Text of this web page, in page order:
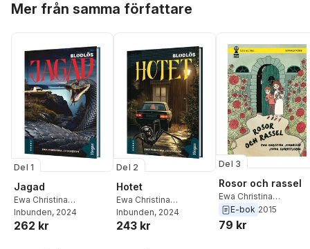
Mer från samma författare
Del 1
Jagad
Ewa Christina
Johansson
Inbunden, 2024
262 kr
Del 2
Hotet
Ewa Christina
Johansson
Inbunden, 2024
243 kr
Del 3
Rosor och rassel
Ewa Christina
Johansson,Jonna
Björnstjerna
E-bok 2015
79 kr